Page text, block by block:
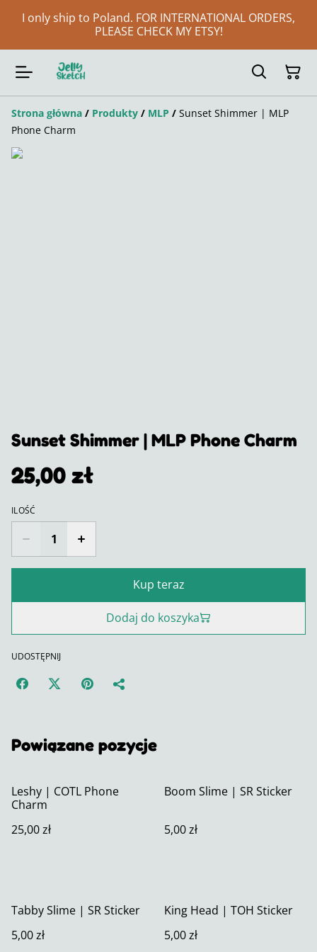
I only ship to Poland. FOR INTERNATIONAL ORDERS,
PLEASE CHECK MY ETSY!
Strona główna / Produkty / MLP / Sunset Shimmer | MLP
Phone Charm
Sunset Shimmer | MLP Phone Charm
25,00 zł
ILOŚĆ
Kup teraz
Dodaj do koszyka
UDOSTĘPNIJ
Powiązane pozycje
Leshy | COTL Phone
Charm
25,00 zł
Boom Slime | SR Sticker
5,00 zł
Tabby Slime | SR Sticker
5,00 zł
King Head | TOH Sticker
5,00 zł